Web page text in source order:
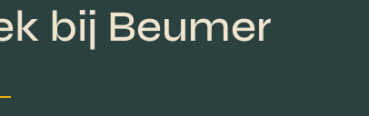
bij Beumer